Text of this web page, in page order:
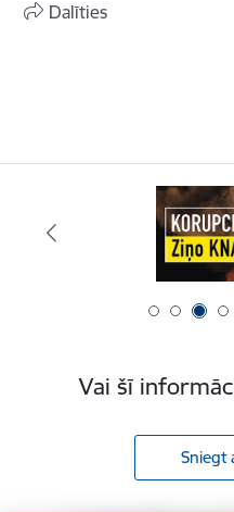
Dalīties
Vai šī
Sniegt